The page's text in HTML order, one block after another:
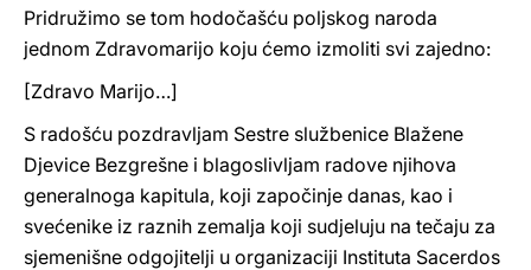
Pridružimo se tom hodočašću poljskog naroda
jednom Zdravomarijo koju ćemo izmoliti svi zajedno:
[Zdravo Marijo…]
S radošću pozdravljam Sestre službenice Blažene
Djevice Bezgrešne i blagoslivljam radove njihova
generalnoga kapitula, koji započinje danas, kao i
svećenike iz raznih zemalja koji sudjeluju na tečaju za
sjemenišne odgojitelji u organizaciji Instituta Sacerdos